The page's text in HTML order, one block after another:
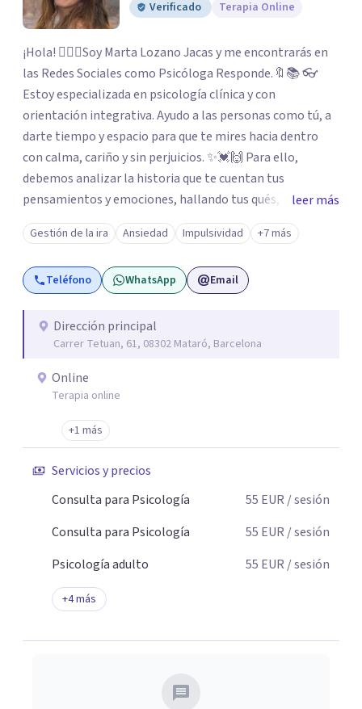
Verificado Terapia Online
¡Hola! 🙋🏼‍♀️Soy Marta Lozano Jacas y me encontrarás en
las Redes Sociales como Psicóloga Responde.🔖📚 👓
Estoy especializada en psicología clínica y con
orientación integrativa. Ayudo a las personas como tú, a
darte tiempo y espacio para que te mires hacia dentro
con calma, cariño y sin perjuicios. ✨💓🙌 Para ello,
debemos analizar la historia que te cuentan tus
pensamientos y emociones, hallando tus qués, tus
cómos, tus porqués, tus cuándos y tus dóndes a lo largo
de tu vida. Así, podrás desenredar el lío que es vivir, podrás
aceptar quien eres: un ser humano que siente, que piensa
y que hace; un ser que se contradice, que tiene dudas y que
leer más
Gestión de la ira Ansiedad Impulsividad +7 más
Teléfono WhatsApp Email
Dirección principal
Carrer Tetuan, 61, 08302 Mataró, Barcelona
Online
Terapia online
+1 más
Servicios y precios
Consulta para Psicología
55 EUR / sesión
Consulta para Psicología
55 EUR / sesión
Psicología adulto
55 EUR / sesión
+4más